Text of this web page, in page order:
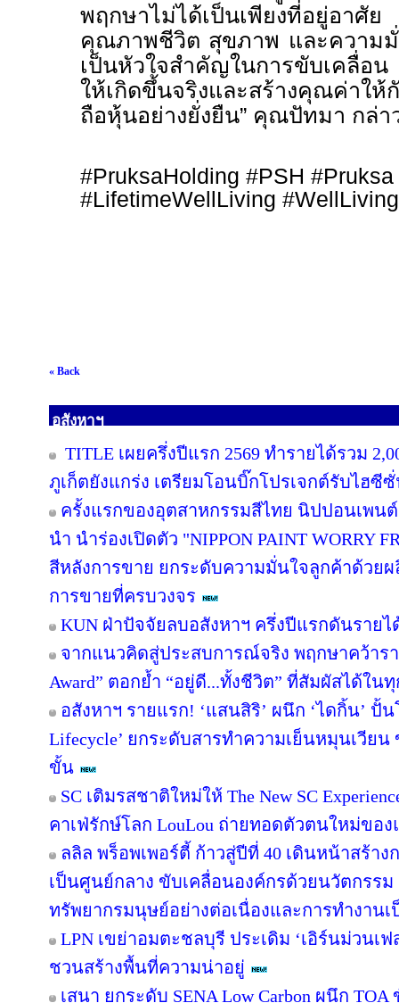
พฤกษาไม่ได้เป็นเพียงที่อยู่อาศั
คุณภาพชีวิต สุขภาพ และความมั่
เป็นหัวใจสำคัญในการขับเคลื่อ
ให้เกิดขึ้นจริงและสร้างคุณค่า
ถือหุ้นอย่างยั่งยืน” คุณปัทมา กล่า
#PruksaHolding #PSH
#LifetimeWellLiving
« Back
อสังหาฯ
TITLE เผยครึ่งปีแรก 2569 ทำรายได้รวม
ภูเก็ตยังแกร่ง เตรียมโอนบิ๊กโปรเจกต์รับไฮซี
ครั้งแรกของอุตสาหกรรมสีไทย นิปปอนเพน
นำ นำร่องเปิดตัว "NIPPON PAINT
สีหลังการขาย ยกระดับความมั่นใจลูกค้าด้ว
การขายที่ครบวงจร
KUN ฝ่าปัจจัยลบอสังหาฯ ครึ่งปีแรกดันรายไ
จากแนวคิดสู่ประสบการณ์จริง พฤกษาคว้ารา
Award” ตอกย้ำ “อยู่ดี...ทั้งชีวิต” ที่สัมผัสได้ใน
อสังหาฯ รายแรก! ‘แสนสิริ’ ผนึก ‘ไดกิ้น’ ปั้น
Lifecycle’ ยกระดับสารทำความเย็นหมุนเวียน
ขั้น
SC เติมรสชาติใหม่ให้ The New SC
คาเฟ่รักษ์โลก LouLou ถ่ายทอดตัวตนใหม่ขอ
ลลิล พร็อพเพอร์ตี้ ก้าวสู่ปีที่ 40 เดินหน้าสร้า
เป็นศูนย์กลาง ขับเคลื่อนองค์กรด้วยนวัตกรร
ทรัพยากรมนุษย์อย่างต่อเนื่องและการทำงาน
LPN เขย่าอมตะชลบุรี ประเดิม ‘เอิร์นม่วนเฟ
ชวนสร้างพื้นที่ความน่าอยู่
เสนา ยกระดับ SENA Low Carbon ผนึก TOA